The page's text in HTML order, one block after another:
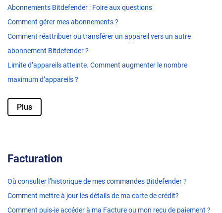
Abonnements Bitdefender : Foire aux questions
Comment gérer mes abonnements ?
Comment réattribuer ou transférer un appareil vers un autre
abonnement Bitdefender ?
Limite d’appareils atteinte. Comment augmenter le nombre
maximum d’appareils ?
Plus
Facturation
Où consulter l’historique de mes commandes Bitdefender ?
Comment mettre à jour les détails de ma carte de crédit?
Comment puis-je accéder à ma Facture ou mon reçu de paiement ?